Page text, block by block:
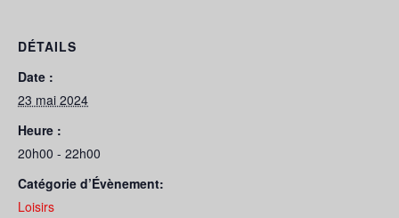
DÉTAILS
Date :
23 mai 2024
Heure :
20h00 - 22h00
Catégorie d’Évènement:
Loisirs